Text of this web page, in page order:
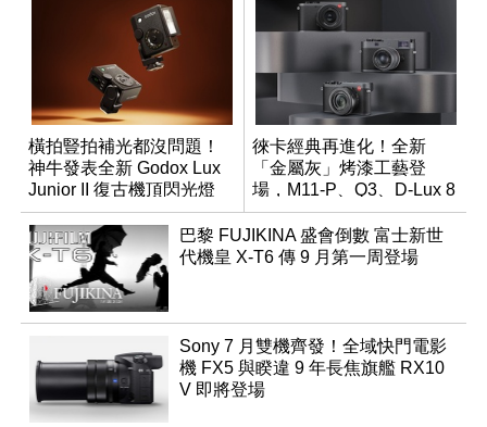
橫拍豎拍補光都沒問題！
神牛發表全新 Godox Lux
Junior II 復古機頂閃光燈
徠卡經典再進化！全新
「金屬灰」烤漆工藝登
場，M11-P、Q3、D-Lux 8
領銜換裝
巴黎 FUJIKINA 盛會倒數 富士新世
代機皇 X-T6 傳 9 月第一周登場
Sony 7 月雙機齊發！全域快門電影
機 FX5 與睽違 9 年長焦旗艦 RX10
V 即將登場